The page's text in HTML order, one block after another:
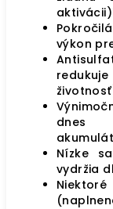
výkon
dnes
Nízke
vydržia